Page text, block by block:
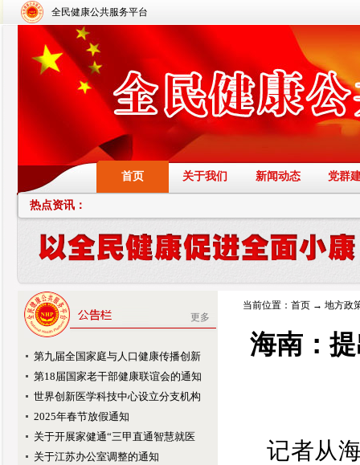
全民健康公共服务平台
首页 关于我们 新闻动态 党群
热点资讯：
更多
第九届全国家庭与人口健康传播创新
第18届国家老干部健康联谊会的通知
世界创新医学科技中心设立分支机构
2025年春节放假通知
关于开展家健通“三甲直通智慧就医
关于江苏办公室调整的通知
当前位置： 首页 → 地方政
海南：
记者从海